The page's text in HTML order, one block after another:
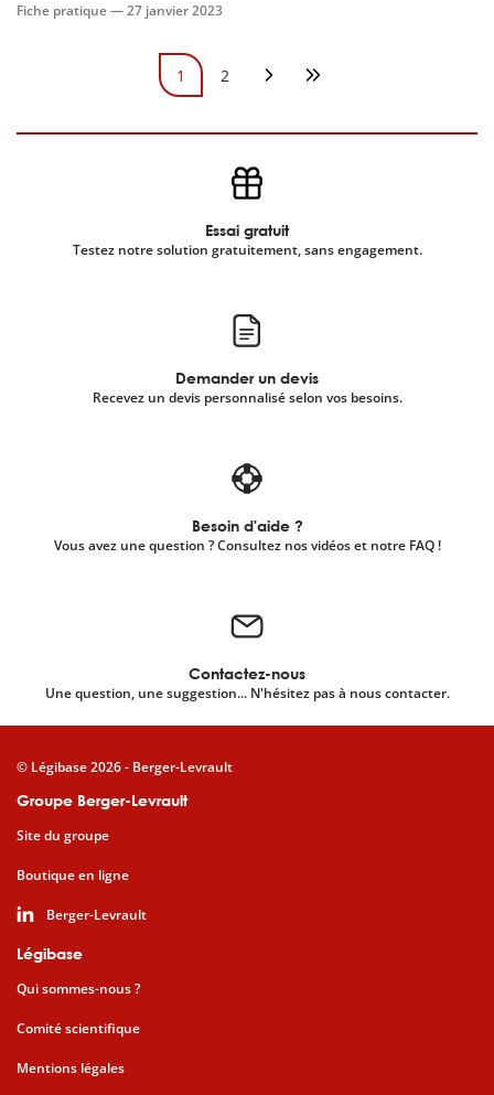
Fiche pratique —27 janvier 2023
Page courante
1 Page
2 Page suivanteDernière page
Essai gratuit
Testez notre solution gratuitement, sans engagement.
Demander un devis
Recevez un devis personnalisé selon vos besoins.
Besoin d'aide ?
Vous avez une question ? Consultez nos vidéos et notre FAQ !
Contactez-nous
Une question, une suggestion... N'hésitez pas à nous contacter.
Groupe Berger-Levrault
Site du groupe
Boutique en ligne
Berger-Levrault
Légibase
Qui sommes-nous ?
Comité scientifique
Mentions légales
© Légibase 2026 - Berger-Levrault